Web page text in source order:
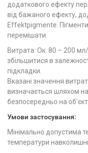
додаткового ефекту
від бажаного ефекту,
Effektpigmente.
перемішати.
Витрата: Ок. 80 – 200
збільшитися в
підкладки.
Вказані значення
визначається шляхом
безпосередньо на
Умови застосування:
Мінімально допустима
температури